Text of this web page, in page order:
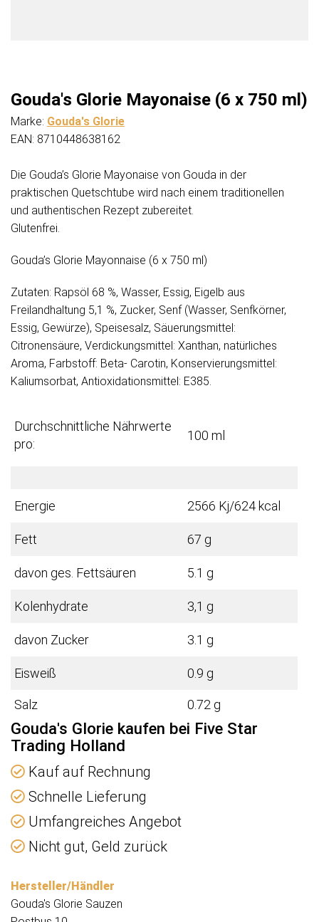
Gouda's Glorie Mayonaise (6 x 750 ml)
Marke: Gouda's Glorie
EAN: 8710448638162
Die Gouda’s Glorie Mayonaise von Gouda in der
praktischen Quetschtube wird nach einem traditionellen
und authentischen Rezept zubereitet.
Glutenfrei.
Gouda’s Glorie Mayonnaise (6 x 750 ml)
Zutaten: Rapsöl 68 %, Wasser, Essig, Eigelb aus
Freilandhaltung 5,1 %, Zucker, Senf (Wasser, Senfkörner,
Essig, Gewürze), Speisesalz, Säuerungsmittel:
Citronensäure, Verdickungsmittel: Xanthan, natürliches
Aroma, Farbstoff: Beta- Carotin, Konservierungsmittel:
Kaliumsorbat, Antioxidationsmittel: E385.
Durchschnittliche Nährwerte
pro:
100 ml
Energie 2566 Kj/624 kcal
Fett 67 g
davon ges. Fettsäuren 5.1 g
Kolenhydrate 3,1 g
davon Zucker 3.1 g
Eisweiß 0.9 g
Salz 0.72 g
Gouda's Glorie kaufen bei Five Star
Trading Holland
Kauf auf Rechnung
Schnelle Lieferung
Umfangreiches Angebot
Nicht gut, Geld zurück
Hersteller/Händler
Gouda's Glorie Sauzen